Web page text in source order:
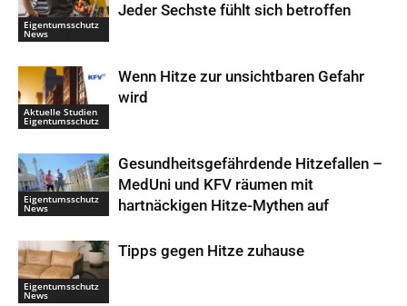
Eigentumsschutz
News
Jeder Sechste fühlt sich betroffen
Aktuelle Studien
Eigentumsschutz
Wenn Hitze zur unsichtbaren Gefahr
wird
Eigentumsschutz
News
Gesundheitsgefährdende Hitzefallen –
MedUni und KFV räumen mit
hartnäckigen Hitze-Mythen auf
Eigentumsschutz
News
Tipps gegen Hitze zuhause